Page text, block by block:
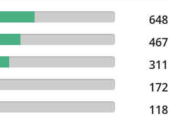
reviewed Excelente
648
reviewed Muy buena
467
reviewed Media
311
reviewed Pobre
172
reviewed Horrible 118